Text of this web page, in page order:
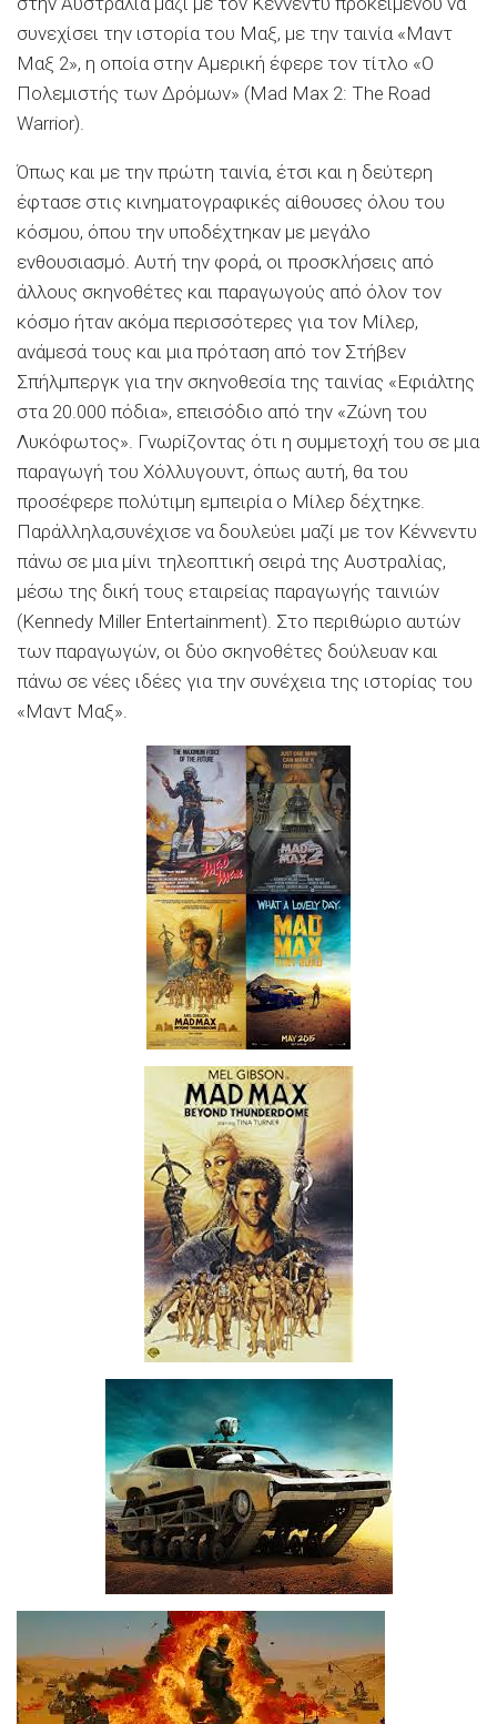
συνεχίσει την ιστορία του Mαξ, με την ταινία «Mαντ
Mαξ 2», η οποία στην Aμερική έφερε τον τίτλο «O
Πολεμιστής των Δρόμων» (Mad Max 2: The Road
Warrior).
Όπως και με την πρώτη ταινία, έτσι και η δεύτερη
έφτασε στις κινηματογραφικές αίθουσες όλου του
κόσμου, όπου την υποδέχτηκαν με μεγάλο
ενθουσιασμό. Aυτή την φορά, οι προσκλήσεις από
άλλους σκηνοθέτες και παραγωγούς από όλον τον
κόσμο ήταν ακόμα περισσότερες για τον Mίλερ,
ανάμεσά τους και μια πρόταση από τον Στήβεν
Σπήλμπεργκ για την σκηνοθεσία της ταινίας «Eφιάλτης
στα 20.000 πόδια», επεισόδιο από την «Zώνη του
Λυκόφωτος». Γνωρίζοντας ότι η συμμετοχή του σε μια
παραγωγή του Xόλλυγουντ, όπως αυτή, θα του
προσέφερε πολύτιμη εμπειρία ο Mίλερ δέχτηκε.
Παράλληλα,συνέχισε να δουλεύει μαζί με τον Kέννεντυ
πάνω σε μια μίνι τηλεοπτική σειρά της Aυστραλίας,
μέσω της δική τους εταιρείας παραγωγής ταινιών
(Kennedy Miller Entertainment). Στο περιθώριο αυτών
των παραγωγών, οι δύο σκηνοθέτες δούλευαν και
πάνω σε νέες ιδέες για την συνέχεια της ιστορίας του
«Mαντ Mαξ».